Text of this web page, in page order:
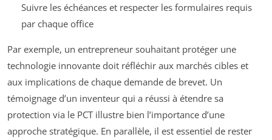
Suivre les échéances et respecter les formulaires requis
par chaque office
Par exemple, un entrepreneur souhaitant protéger une
technologie innovante doit réfléchir aux marchés cibles et
aux implications de chaque demande de brevet. Un
témoignage d’un inventeur qui a réussi à étendre sa
protection via le PCT illustre bien l’importance d’une
approche stratégique. En parallèle, il est essentiel de rester